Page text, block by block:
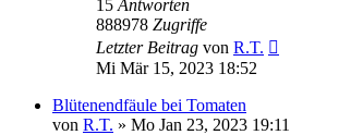
15 Antworten
888978 Zugriffe
Letzter Beitrag von R.T.
Mi Mär 15, 2023 18:52
Blütenendfäule bei Tomaten
von R.T. » Mo Jan 23, 2023 19:11